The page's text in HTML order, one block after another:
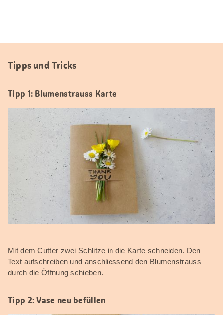
Tipps und Tricks
Tipp 1: Blumenstrauss Karte
Mit dem Cutter zwei Schlitze in die Karte schneiden. Den
Text aufschreiben und anschliessend den Blumenstrauss
durch die Öffnung schieben.
Tipp 2: Vase neu befüllen